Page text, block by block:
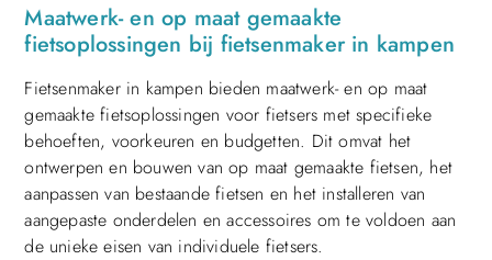
Maatwerk- en op maat gemaakte
fietsoplossingen bij fietsenmaker in kampen
Fietsenmaker in kampen bieden maatwerk- en op maat
gemaakte fietsoplossingen voor fietsers met specifieke
behoeften, voorkeuren en budgetten. Dit omvat het
ontwerpen en bouwen van op maat gemaakte fietsen, het
aanpassen van bestaande fietsen en het installeren van
aangepaste onderdelen en accessoires om te voldoen aan
de unieke eisen van individuele fietsers.